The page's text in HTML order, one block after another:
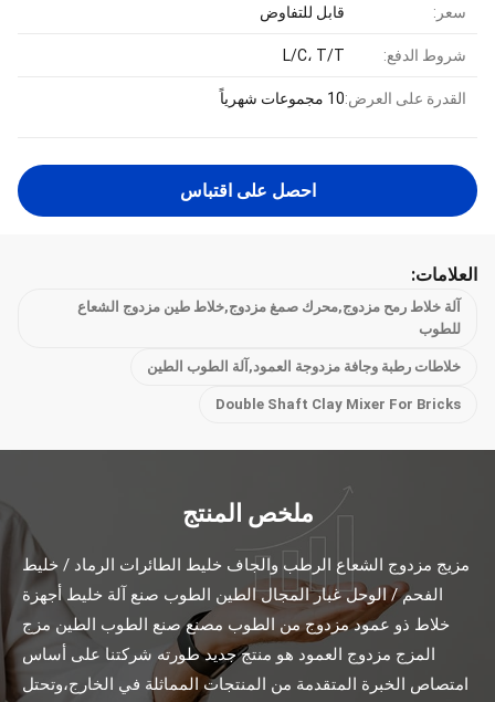
سعر: قابل للتفاوض
شروط الدفع: L/C، T/T
القدرة على العرض:10 مجموعات شهرياً
احصل على اقتباس
العلامات:
آلة خلاط رمح مزدوج,محرك صمغ مزدوج,خلاط طين مزدوج الشعاع
للطوب
خلاطات رطبة وجافة مزدوجة العمود,آلة الطوب الطين
Double Shaft Clay Mixer For Bricks
ملخص المنتج